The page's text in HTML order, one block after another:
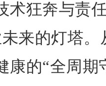
术狂奔与责
来的灯塔。
康的“全周期